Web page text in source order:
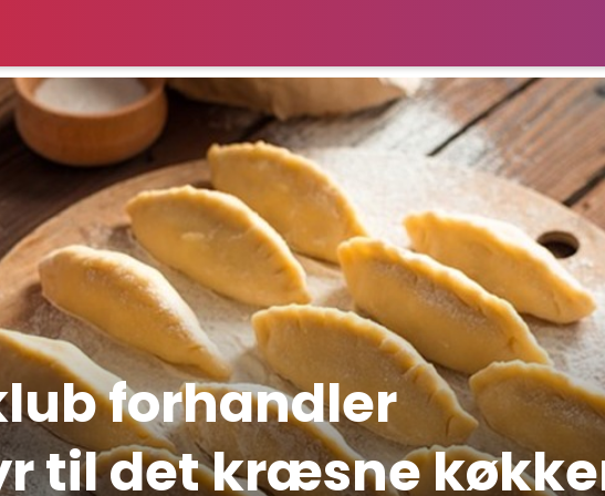
forhandler
til det kræsne